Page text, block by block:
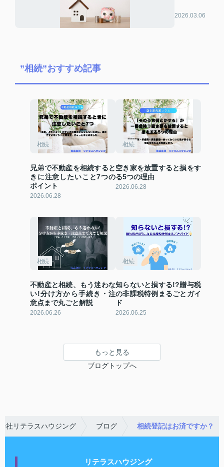
2026.03.06
”相続”おすすめ記事
相続
兄弟で不動産を相続すると
きに注意したいこと7つの
ポイント
2026.06.28
相続
空き家を放置すると損をす
る5つの理由
2026.06.28
相続
不動産と相続、もう迷わな
い!分け方から手続き・注
意点まで丸ごと解説
2026.06.26
相続
知らないと損する!?贈与税
の非課税特例まるごとガイ
ド
2026.06.25
もっと見る
ブログトップへ
社リテラスハウジング ブログ 相続登記はお済ですか？
リテラスハウジング